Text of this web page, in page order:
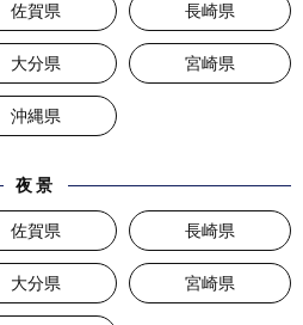
佐賀県 長崎県
大分県 宮崎県
沖縄県
夜景
佐賀県 長崎県
大分県 宮崎県